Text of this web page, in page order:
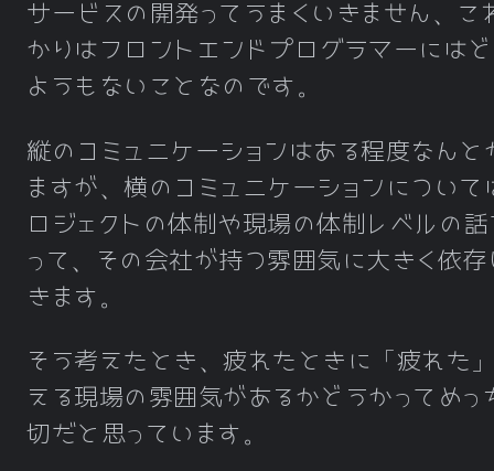
サービスの開発ってうまくいきません、こ
かりはフロントエンドプログラマーにはど
ようもないことなのです。
縦のコミュニケーションはある程度なんと
ますが、横のコミュニケーションについて
ロジェクトの体制や現場の体制レベルの
って、その会社が持つ雰囲気に大きく依存
きます。
そう考えたとき、疲れたときに「疲れた
える現場の雰囲気があるかどうかってめっ
切だと思っています。